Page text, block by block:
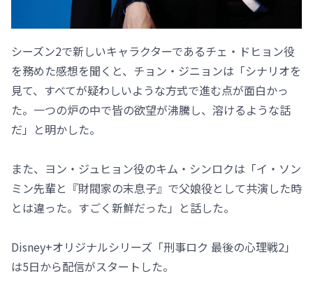
シーズン2で新しいキャラクターであるチェ・ドヒョン役
を務めた感想を聞くと、チョン・ジニョンは「シナリオを
見て、すべてが疑わしいような方式で進む点が面白かっ
た。一つの炉の中で皆の欲望が沸騰し、溶けるような話
だ」と明かした。
また、ヨン・ジュヒョン役のキム・シンロクは「イ・ソン
ミン先輩と『財閥家の末息子』で父娘役として共演した時
とは違った。すごく新鮮だった」と話した。
Disney+オリジナルシリーズ「刑事ロク 最後の心理戦2」
は5日から配信がスタートした。